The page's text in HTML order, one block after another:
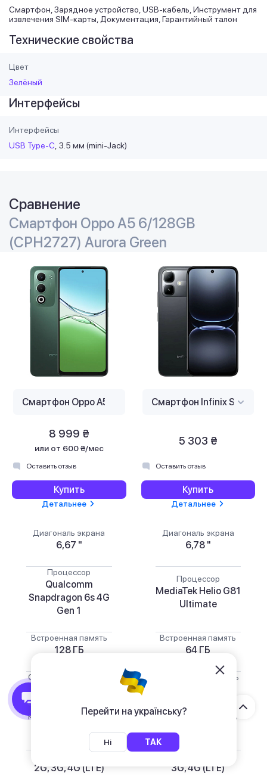
Перейти на українську?
Ні ТАК
Смартфон, Зарядное устройство, USB-кабель, Инструмент для
извлечения SIM-карты, Документация, Гарантийный талон
Технические свойства
Цвет
Зелёный
Интерфейсы
Интерфейсы
USB Type-C 3.5 мм (mini-Jack)
Сравнение
Смартфон Oppo A5 6/128GB
(CPH2727) Aurora Green
8 999 ₴
или от 600 ₴/мес
Оставить отзыв
Купить
Детальнее
Диагональ экрана
6,67 "
Процессор
Qualcomm
Snapdragon 6s 4G
Gen 1
Встроенная память
128 ГБ
Оперативная память
Количество SIM-карт
Стандарт связи
2G, 3G, 4G (LTE)
5 303 ₴
Оставить отзыв
Купить
Детальнее
Диагональ экрана
6,78 "
Процессор
MediaTek Helio G81
Ultimate
Встроенная память
64 ГБ
Оперативная память
Количество SIM-карт
3G, 4G (LTE)